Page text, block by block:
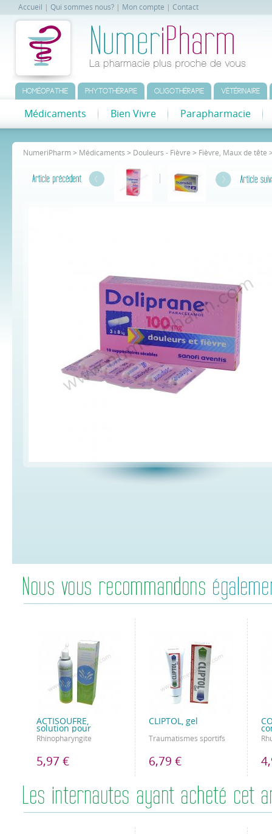
Accueil Qui sommes nous? Mon compte Contact
HOMÉOPATHIE PHYTOTHÉRAPIE OLIGOTHÉRAPIE VÉTÉRINAIRE
Médicaments Bien Vivre Parapharmacie
NumeriPharm > Médicaments > Douleurs - Fièvre > Fièvre, Maux de tête
ACTISOUFRE,
solution pour
Rhinopharyngite
5,97 €
CLIPTOL, gel
Traumatismes sportifs
6,79 €